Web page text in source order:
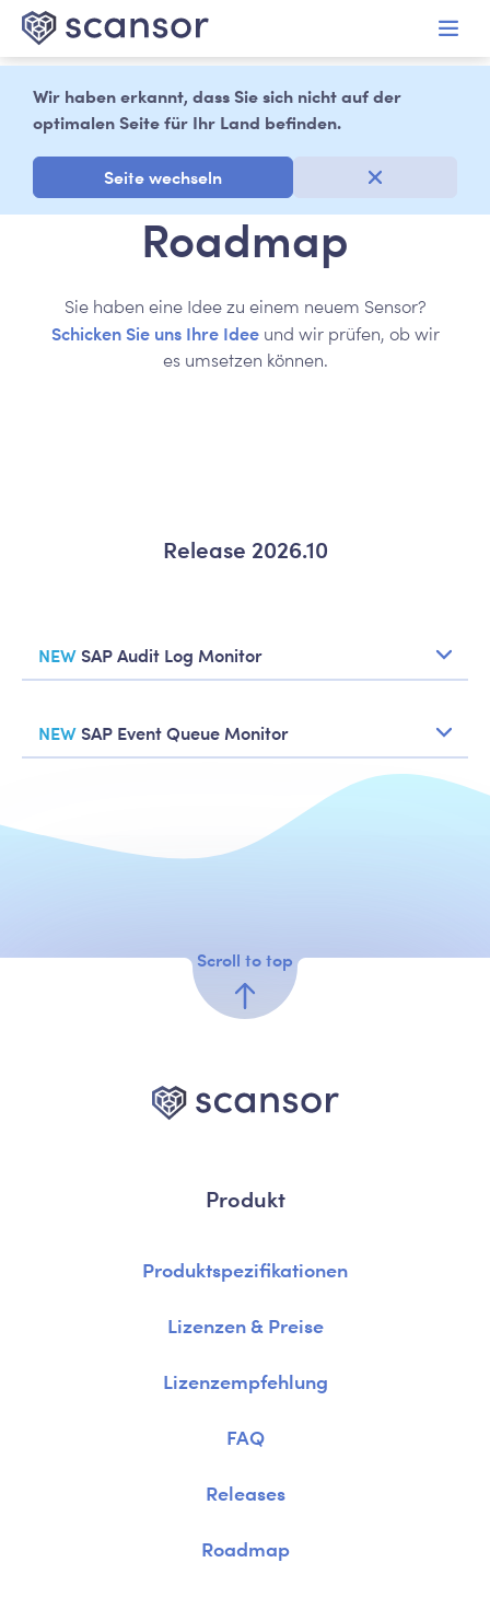
springen
Wir haben erkannt, dass Sie sich nicht auf der
optimalen Seite für Ihr Land befinden.
Seite wechseln
Roadmap
Sie haben eine Idee zu einem neuem Sensor?
Schicken Sie uns Ihre Ideeund wir prüfen, ob wir
es umsetzen können.
Release 2026.10
NEWSAP Audit Log Monitor
NEWSAP Event Queue Monitor
Scroll to top
Produkt
Produktspezifikationen
Lizenzen & Preise
Lizenzempfehlung
FAQ
Releases
Roadmap